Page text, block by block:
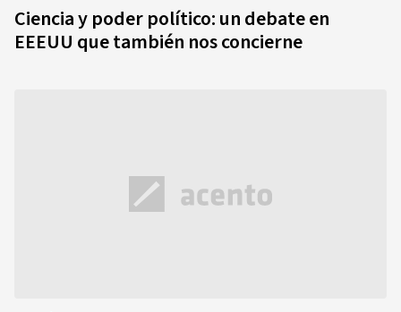
Ciencia y poder político: un debate en
EEEUU que también nos concierne